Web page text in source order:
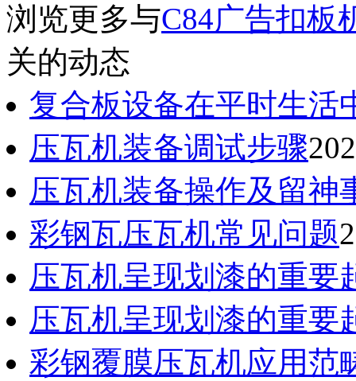
浏览更多与C84广告扣板
关的动态
复合板设备在平时生活
压瓦机装备调试步骤
压瓦机装备操作及留
彩钢瓦压瓦机常见问题
压瓦机呈现划漆的重要
压瓦机呈现划漆的重要
彩钢覆膜压瓦机应用范